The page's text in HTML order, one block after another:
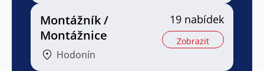
Montážník /
Montážnice
Hodonín
19 nabídek
Zobrazit